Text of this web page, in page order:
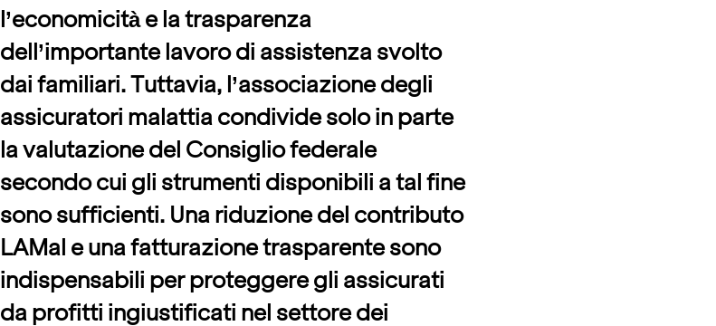
l’economicità e la trasparenza
dell’importante lavoro di assistenza svolto
dai familiari. Tuttavia, l’associazione degli
assicuratori malattia condivide solo in parte
la valutazione del Consiglio federale
secondo cui gli strumenti disponibili a tal fine
sono sufficienti. Una riduzione del contributo
LAMal e una fatturazione trasparente sono
indispensabili per proteggere gli assicurati
da profitti ingiustificati nel settore dei